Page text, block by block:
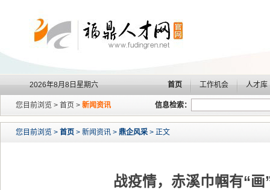
2026年8月8日星期六 首页 工作机会 人才库
您目前浏览 > 首页 > 新闻资讯 信息检索：
您目前浏览 > 首页 > 新闻资讯 > 鼎企风采 > 正文
战疫情，赤溪巾帼有“画